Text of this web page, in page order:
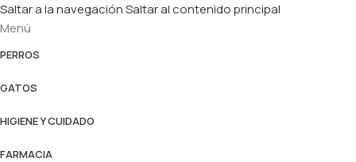
Saltar a la navegaciónSaltar al contenido principal
Menú
PERROS
GATOS
HIGIENE Y CUIDADO
FARMACIA